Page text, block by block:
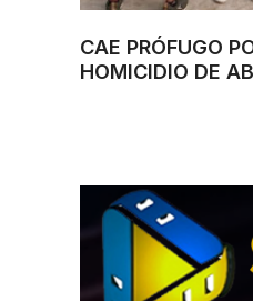
CAE PRÓFUGO
HOMICIDIO DE